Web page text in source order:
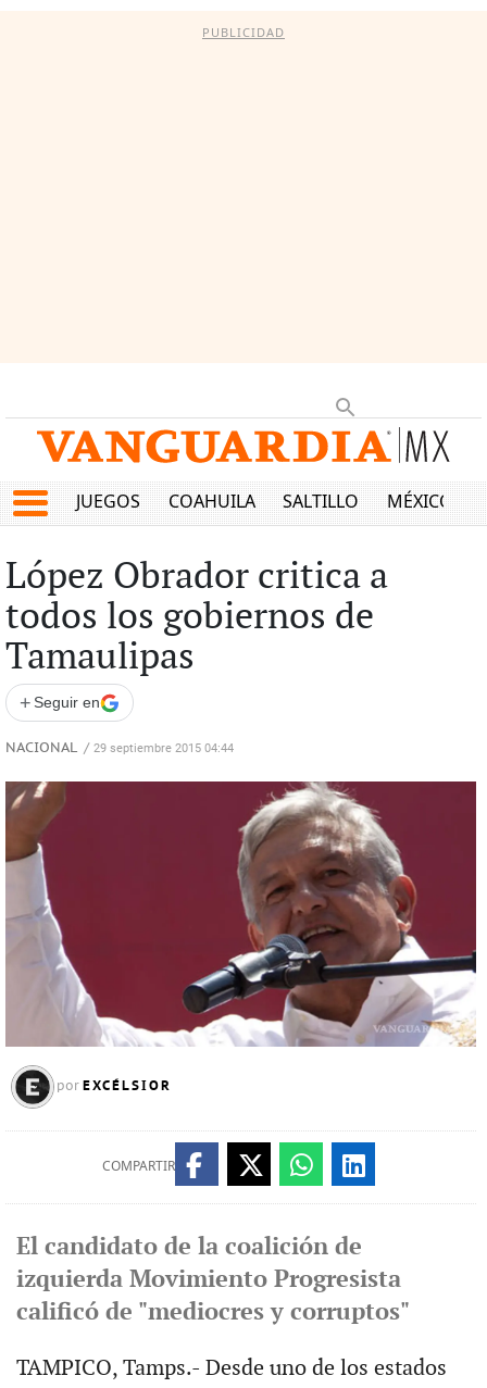
PUBLICIDAD
JUEGOS COAHUILA SALTILLO MÉXICO
López Obrador critica a
todos los gobiernos de
Tamaulipas
+ Seguir en
NACIONAL / 29 septiembre 2015 04:44
por EXCÉLSIOR
COMPARTIR
El candidato de la coalición de
izquierda Movimiento Progresista
calificó de "mediocres y corruptos"
TAMPICO, Tamps.- Desde uno de los estados